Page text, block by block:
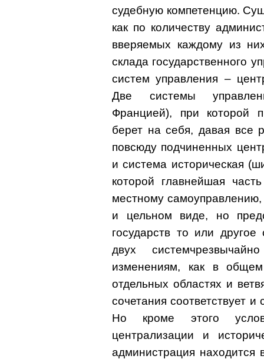
судебную компетенцию.
как по количеству
вверяемых каждому из
склада государственного
систем управления –
Две системы
Францией), при которой
берет на себя, давая все
повсюду подчиненных
и система историческая
которой главнейшая
местному
и цельном виде, но
государств то или
двух
изменениям, как в
отдельных областях и
сочетания соответствует
Но кроме этого
централизации и
администрация